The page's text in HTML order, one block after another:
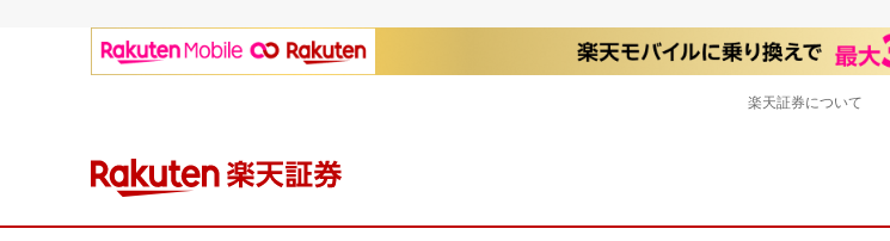
楽天証券について